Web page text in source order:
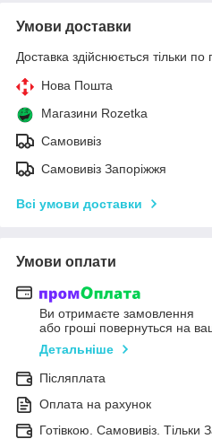
Умови доставки
Доставка здійснюється тільки по
Нова Пошта
Магазини Rozetka
Самовивіз
Самовивіз Запоріжжя
Всі умови доставки
Умови оплати
Ви отримаєте замовлення
або гроші повернуться на
Детальніше
Післяплата
Оплата на рахунок
Готівкою. Самовивіз. Тільки